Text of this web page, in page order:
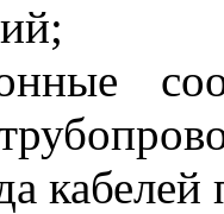
кабелей